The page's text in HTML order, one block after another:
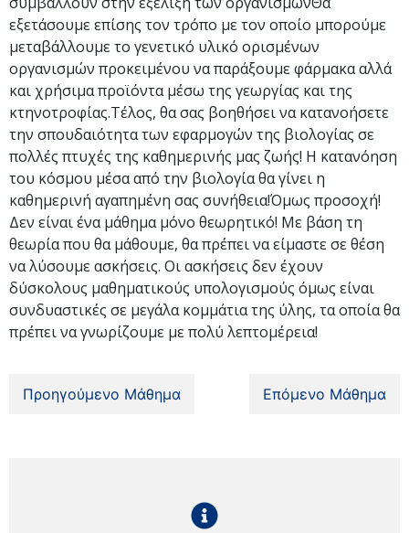
εξετάσουμε επίσης τον τρόπο με τον οποίο μπορούμε
μεταβάλλουμε το γενετικό υλικό ορισμένων
οργανισμών προκειμένου να παράξουμε φάρμακα αλλά
και χρήσιμα προϊόντα μέσω της γεωργίας και της
κτηνοτροφίας.Τέλος, θα σας βοηθήσει να κατανοήσετε
την σπουδαιότητα των εφαρμογών της βιολογίας σε
πολλές πτυχές της καθημερινής μας ζωής! Η κατανόηση
του κόσμου μέσα από την βιολογία θα γίνει η
καθημερινή αγαπημένη σας συνήθεια!Όμως προσοχή!
Δεν είναι ένα μάθημα μόνο θεωρητικό! Με βάση τη
θεωρία που θα μάθουμε, θα πρέπει να είμαστε σε θέση
να λύσουμε ασκήσεις. Οι ασκήσεις δεν έχουν
δύσκολους μαθηματικούς υπολογισμούς όμως είναι
συνδυαστικές σε μεγάλα κομμάτια της ύλης, τα οποία θα
πρέπει να γνωρίζουμε με πολύ λεπτομέρεια!
Προηγούμενο Μάθημα Επόμενο Μάθημα